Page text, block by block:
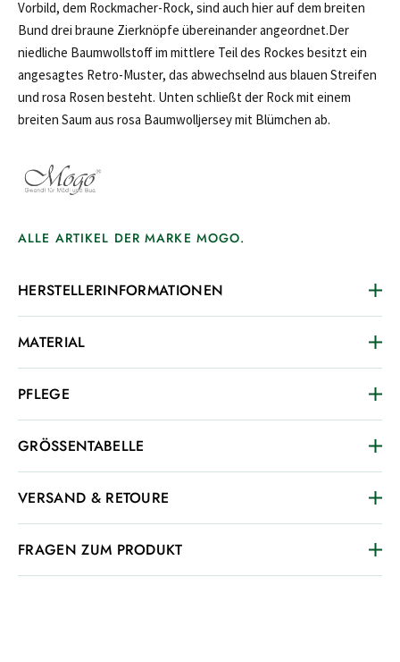
Vorbild, dem Rockmacher-Rock, sind auch hier auf dem breiten
Bund drei braune Zierknöpfe übereinander angeordnet.Der
niedliche Baumwollstoff im mittlere Teil des Rockes besitzt ein
angesagtes Retro-Muster, das abwechselnd aus blauen Streifen
und rosa Rosen besteht. Unten schließt der Rock mit einem
breiten Saum aus rosa Baumwolljersey mit Blümchen ab.
ALLE ARTIKEL DER MARKE MOGO.
HERSTELLERINFORMATIONEN
MATERIAL
PFLEGE
GRÖSSENTABELLE
VERSAND & RETOURE
FRAGEN ZUM PRODUKT